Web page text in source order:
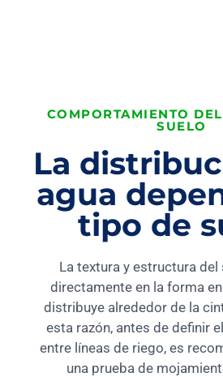
COMPORTAMIENTO
SUELO
La
agua
tipo de
La textura y estructura del
directamente en la forma
distribuye alrededor de la
esta razón, antes de definir
entre líneas de riego, es
una prueba de